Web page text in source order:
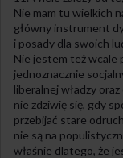
Nie mam tu wielkich
główny instrument
i posady dla swoich
Nie jestem też wcale
jednoznacznie
liberalnej władzy
nie zdziwię się, gdy
przebijać stare
nie są na
właśnie dlatego, że